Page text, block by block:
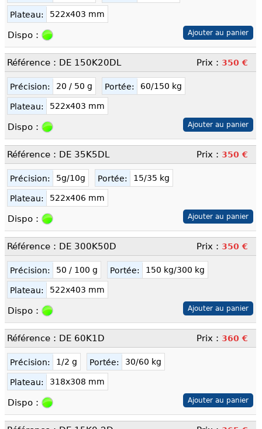
Plateau: 522x403 mm
Dispo :
Référence : DE 150K20DL Prix : 350 €
Précision: 20 / 50 g Portée: 60/150 kg
Plateau: 522x403 mm
Dispo :
Référence : DE 35K5DL Prix : 350 €
Précision: 5g/10g Portée: 15/35 kg
Plateau: 522x406 mm
Dispo :
Référence : DE 300K50D Prix : 350 €
Précision: 50 / 100 g Portée: 150 kg/300 kg
Plateau: 522x403 mm
Dispo :
Référence : DE 60K1D Prix : 360 €
Précision: 1/2 g Portée: 30/60 kg
Plateau: 318x308 mm
Dispo :